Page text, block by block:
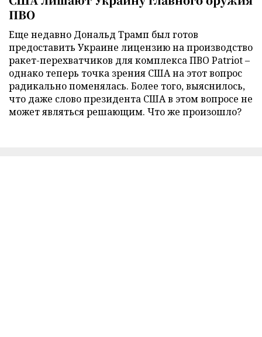
ПВО
Еще недавно Дональд Трамп был готов
предоставить Украине лицензию на производство
ракет-перехватчиков для комплекса ПВО Patriot –
однако теперь точка зрения США на этот вопрос
радикально поменялась. Более того, выяснилось,
что даже слово президента США в этом вопросе не
может являться решающим. Что же произошло?